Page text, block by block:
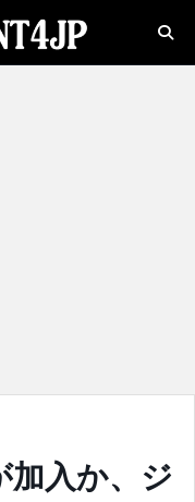
加入か、ジ